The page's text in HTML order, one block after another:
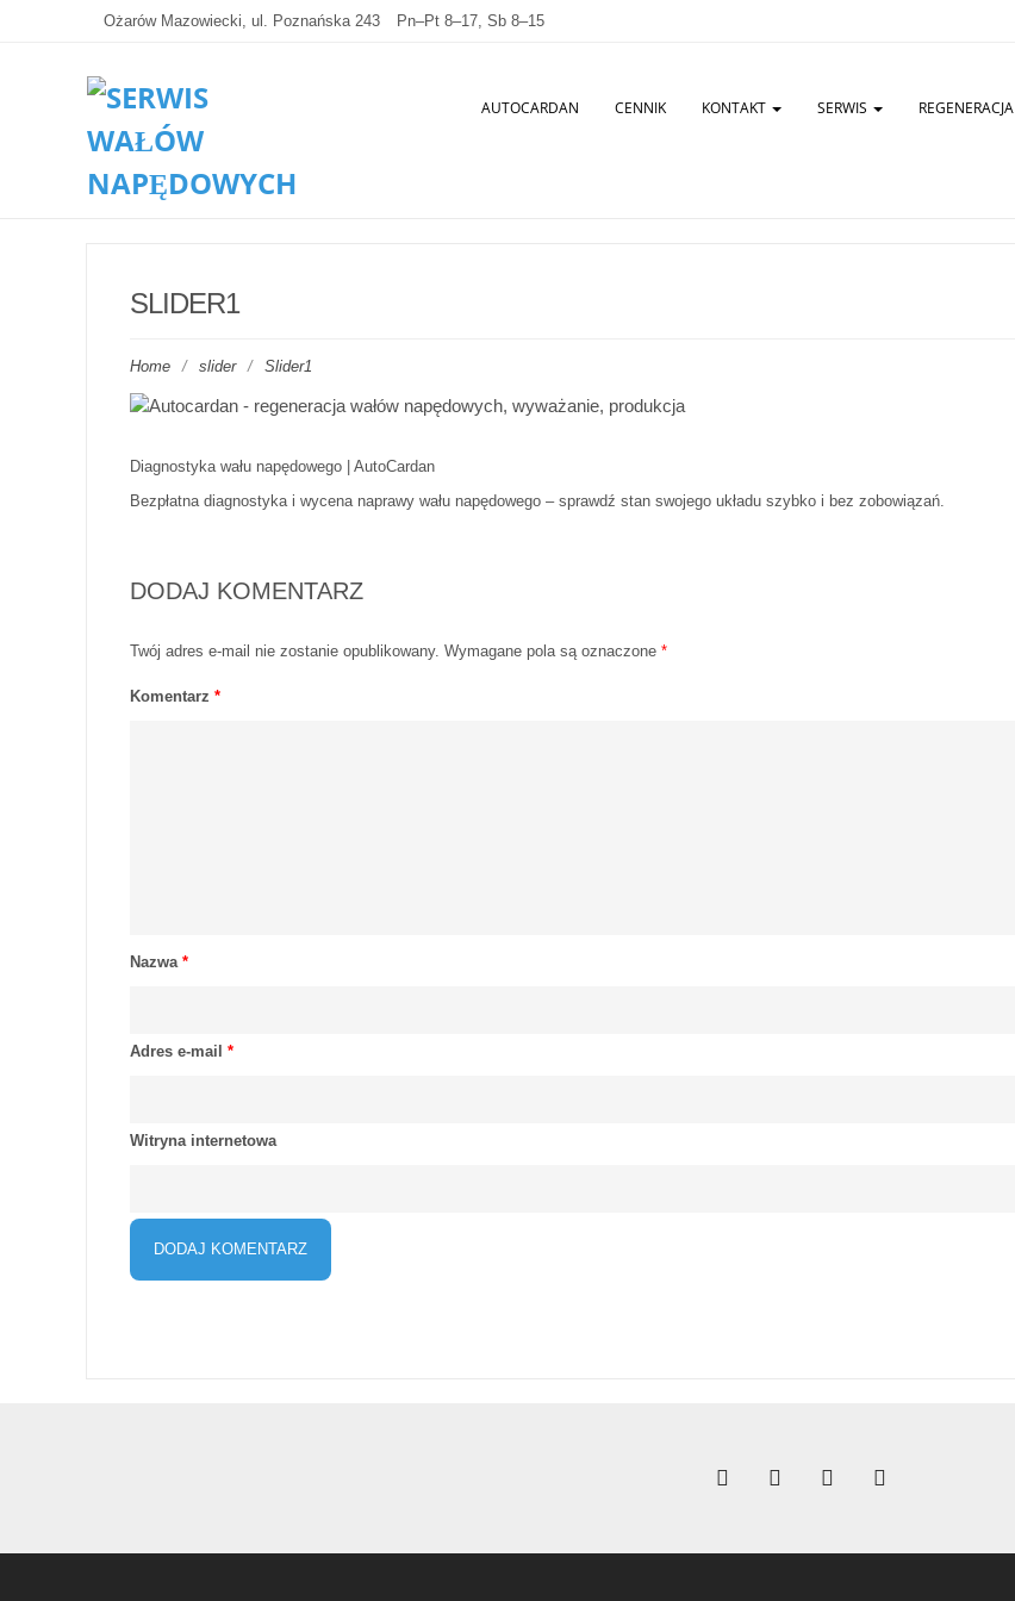
AUTOCARDAN CENNIK KONTAKT SERWIS REGENERACJA
SLIDER1
Home / slider / Slider1
Diagnostyka wału napędowego | AutoCardan
Bezpłatna diagnostyka i wycena naprawy wału napędowego – sprawdź stan swojego układu szybko i bez zobowiązań.
DODAJ KOMENTARZ
Twój adres e-mail nie zostanie opublikowany. Wymagane pola są oznaczone *
Komentarz *
Nazwa *
Adres e-mail *
Witryna internetowa
Ożarów Mazowiecki, ul. Poznańska 243 Pn–Pt 8–17, Sb 8–15